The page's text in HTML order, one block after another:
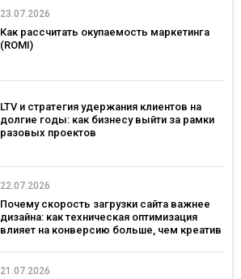
23.07.2026
Как рассчитать окупаемость маркетинга
(ROMI)
LTV и стратегия удержания клиентов на
долгие годы: как бизнесу выйти за рамки
разовых проектов
22.07.2026
Почему скорость загрузки сайта важнее
дизайна: как техническая оптимизация
влияет на конверсию больше, чем креатив
21.07.2026